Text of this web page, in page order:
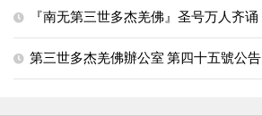
『南无第三世多杰羌佛』圣号万人齐诵
第三世多杰羌佛辦公室 第四十五號公告